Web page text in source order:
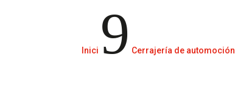
Inici 9 Cerrajería de automoción